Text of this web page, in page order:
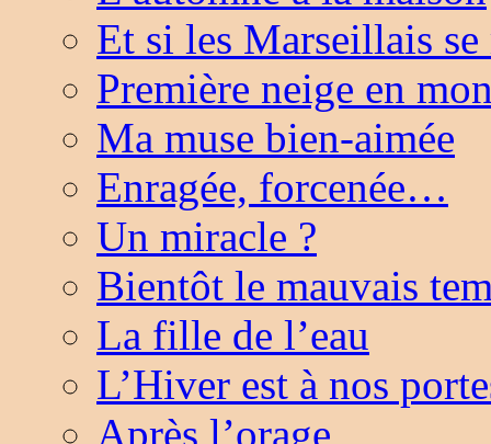
Et si les Marseillais
Première neige en
Ma muse bien-aimée
Enragée, forcenée…
Un miracle ?
Bientôt le mauvais
La fille de l’eau
L’Hiver est à nos
Après l’orage